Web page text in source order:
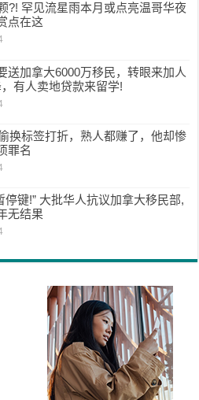
?! 罕见流星雨本月或点亮温哥华夜
点在这
送加拿大6000万移民，转眼来加人
有人卖地贷款来留学!
换标签打折，熟人都赚了，他却惨
罪名
停键!” 大批华人抗议加拿大移民部,
无结果